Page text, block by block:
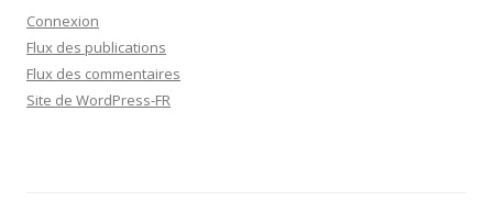
Connexion
Flux des publications
Flux des commentaires
Site de WordPress-FR